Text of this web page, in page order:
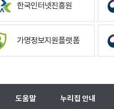
한국인터넷진흥원
가명정보지원플랫폼
도움말 누리집 안내